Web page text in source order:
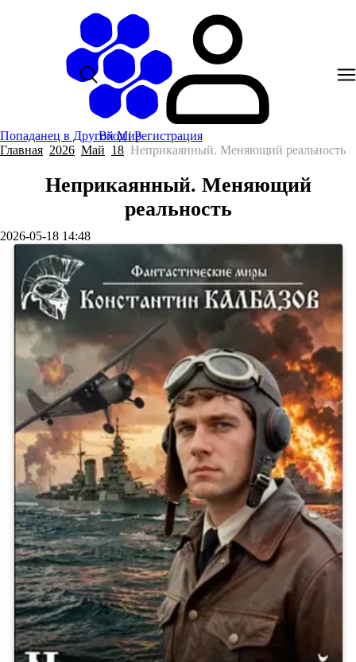
Попаданец в Другой Мир
Вход|Регистрация
Главная 2026 Май 18 Неприкаянный. Меняющий реальность
Неприкаянный. Меняющий
реальность
2026-05-18 14:48